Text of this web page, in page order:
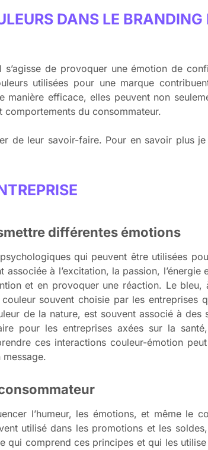
DANS LE BRANDING
de provoquer une émotion de
utilisées pour une marque
efficace, elles peuvent non
comportements du consommateur.
de leur savoir-faire. Pour en savoir plus
différentes émotions
qui peuvent être utilisées
à l’excitation, la passion, l’énergie
et en provoquer une réaction. Le bleu,
souvent choisie par les entreprises
de la nature, est souvent associé à des
pour les entreprises axées sur la
ces interactions couleur-émotion
l’humeur, les émotions, et même le
utilisé dans les promotions et les
qui comprend ces principes et qui les